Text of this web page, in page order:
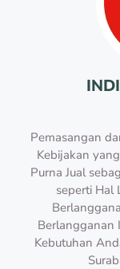
Pemasangan
Kebijakan
Purna Jual
seperti Hal
Berlangganan
Kebutuhan